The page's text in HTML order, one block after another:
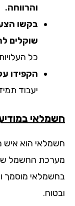
והרווחה.
בקשו הצעת
שוקלים
כל העלויות,
הקפידו על
יעבוד תמיד
במודיעין
הוא איש
החשמל שלכם
מוסמך